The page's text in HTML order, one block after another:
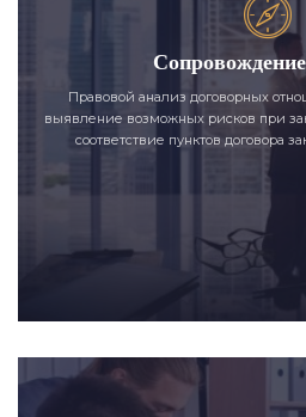
Правовой анализ договорных
выявление возможных рисков при
соответствие пунктов договора